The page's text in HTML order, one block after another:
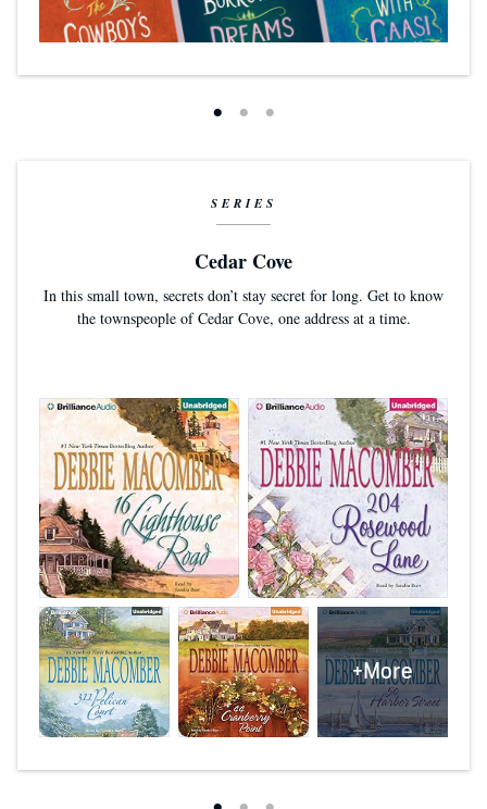
SERIES
Cedar Cove
In this small town, secrets don’t stay secret for long. Get to know
the townspeople of Cedar Cove, one address at a time.
+More